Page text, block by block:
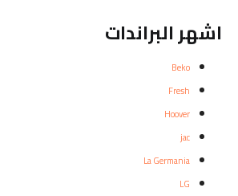
اشهر البراندات
Beko
Fresh
Hoover
jac
La Germania
LG